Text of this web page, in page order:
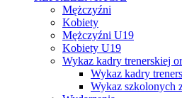
Mężczyźni
Kobiety
Mężczyźni U19
Kobiety U19
Wykaz kadry trenerskiej
Wykaz kadry
Wykaz szkolonych